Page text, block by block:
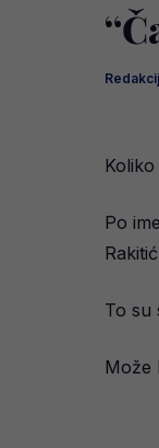
Po
To su
Može